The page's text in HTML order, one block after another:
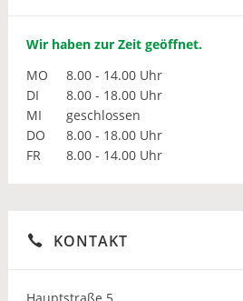
Wir haben zur Zeit geöffnet.
MO
8.00 - 14.00 Uhr
DI
8.00 - 18.00 Uhr
MI
geschlossen
DO
8.00 - 18.00 Uhr
FR
8.00 - 14.00 Uhr
KONTAKT